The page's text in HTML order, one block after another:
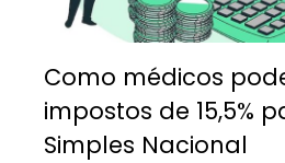
Como médicos
impostos de 15,5%
Simples Nacional